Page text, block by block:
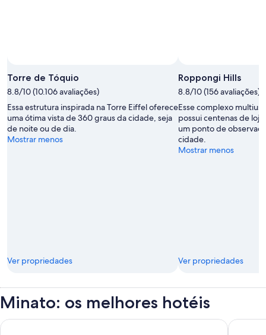
Torre de Tóquio
8.8/10 (10.106 avaliações)
Essa estrutura inspirada na Torre Eiffel oferece
uma ótima vista de 360 graus da cidade, seja
de noite ou de dia.
Mostrar menos
Ver propriedades
Roppongi Hills
8.8/10 (156 avaliações)
Esse complexo
possui centenas de
um ponto de
cidade.
Mostrar menos
Ver propriedades
Minato: os melhores hotéis
Hotel Villa Fontaine Grand Tokyo - Shiodome The